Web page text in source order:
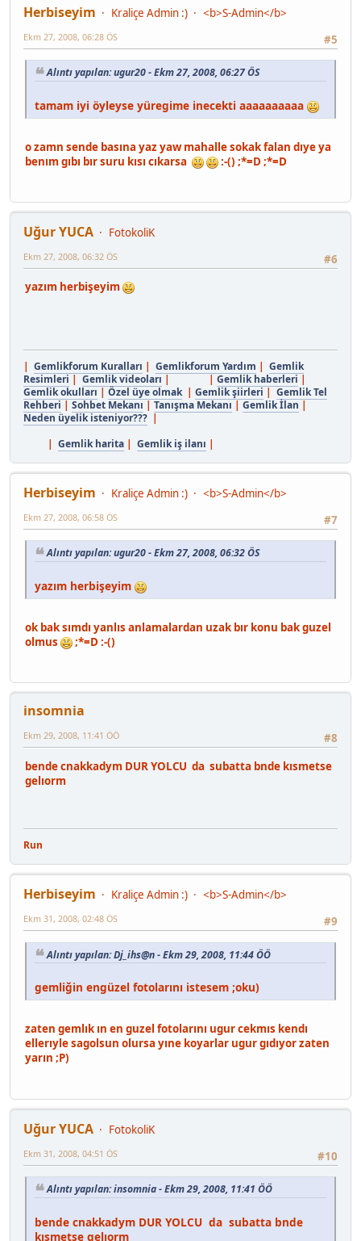
Herbiseyim Kraliçe Admin :)
<b>S-Admin</b>
#5
Ekm 27, 2008, 06:28 ÖS
Alıntı yapılan: ugur20 - Ekm 27, 2008, 06:27 ÖS
tamam iyi öyleyse yüregime inecekti aaaaaaaaaa
o zamn sende basına yaz yaw mahalle sokak falan dıye ya
benım gıbı bır suru kısı cıkarsa
:-() ;*=D ;*=D
Uğur YUCA
FotokoliK
#6
Ekm 27, 2008, 06:32 ÖS
yazım herbişeyim
| Gemlikforum Kuralları | Gemlikforum Yardım | Gemlik
Resimleri | Gemlik videoları | | Gemlik haberleri |
Gemlik okulları | Özel üye olmak| Gemlik şiirleri | Gemlik Tel
Rehberi | Sohbet Mekanı | Tanışma Mekanı | Gemlik İlan |
Neden üyelik isteniyor??? |
| Gemlik harita | Gemlik iş ilanı |
Herbiseyim Kraliçe Admin :)
<b>S-Admin</b>
#7
Ekm 27, 2008, 06:58 ÖS
Alıntı yapılan: ugur20 - Ekm 27, 2008, 06:32 ÖS
yazım herbişeyim
ok bak sımdı yanlıs anlamalardan uzak bır konu bak guzel
olmus
;*=D :-()
insomnia
#8
Ekm 29, 2008, 11:41 ÖÖ
bende cnakkadym DUR YOLCU da subatta bnde kısmetse
gelıorm
Run
Herbiseyim Kraliçe Admin :)
<b>S-Admin</b>
#9
Ekm 31, 2008, 02:48 ÖS
Alıntı yapılan: Dj_ihs@n - Ekm 29, 2008, 11:44 ÖÖ
gemliğin engüzel fotolarını istesem ;oku)
zaten gemlık ın en guzel fotolarını ugur cekmıs kendı
ellerıyle sagolsun olursa yıne koyarlar ugur gıdıyor zaten
yarın ;P)
Uğur YUCA
FotokoliK
#10
Ekm 31, 2008, 04:51 ÖS
Alıntı yapılan: insomnia - Ekm 29, 2008, 11:41 ÖÖ
bende cnakkadym DUR YOLCU da subatta bnde
kısmetse gelıorm